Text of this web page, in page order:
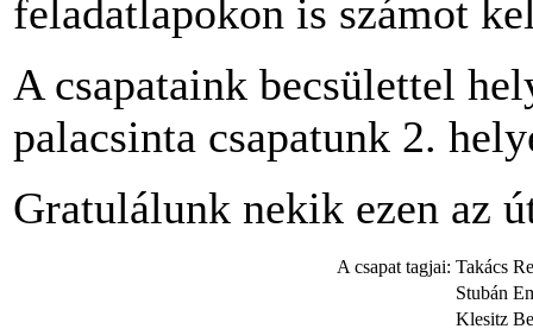
feladatlapokon is számot
A csapataink becsülettel
palacsinta csapatunk 2.
Gratulálunk nekik ezen az
A csapat tagjai: Takács
Stubán
Klesitz